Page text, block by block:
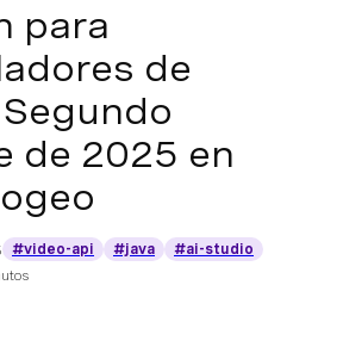
para
de
de 2025 en
#video-api #java
#ai-studio